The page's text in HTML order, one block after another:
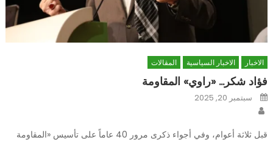
الاخبار الاخبار السياسية المقالات
فؤاد شكر… «راوي» المقاومة
Posted
onسبتمبر 20, 2025
قبل ثلاثة أعوام، وفي أجواء ذكرى مرور 40 عاماً على تأسيس «المقاومة